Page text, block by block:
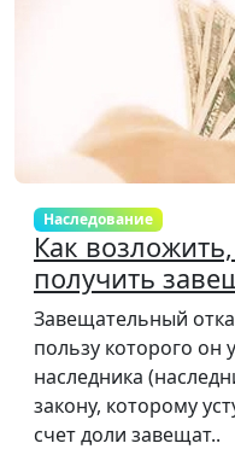
Наследование
Как
получить
Завещательный
пользу которого он
наследника
закону, которому
счет доли завещат..